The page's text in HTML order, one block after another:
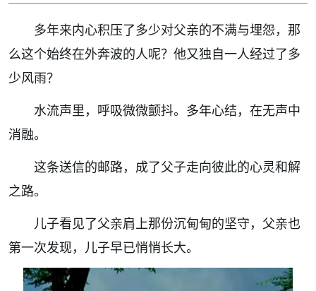
多年来内心积压了多少对父亲的不满与埋怨，那
么这个始终在外奔波的人呢？他又独自一人经过了多
少风雨？
水流声里，呼吸微微颤抖。多年心结，在无声中
消融。
这条送信的邮路，成了父子走向彼此的心灵和解
之路。
儿子看见了父亲肩上那份沉甸甸的坚守，父亲也
第一次发现，儿子早已悄悄长大。